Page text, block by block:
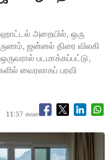
ஹோட்டல் அறையில், ஒரு
ஜன்னல் திரை விலகி
படமாக்கப்பட்டு,
வைரலாகப் பரவி
11:57 காலை